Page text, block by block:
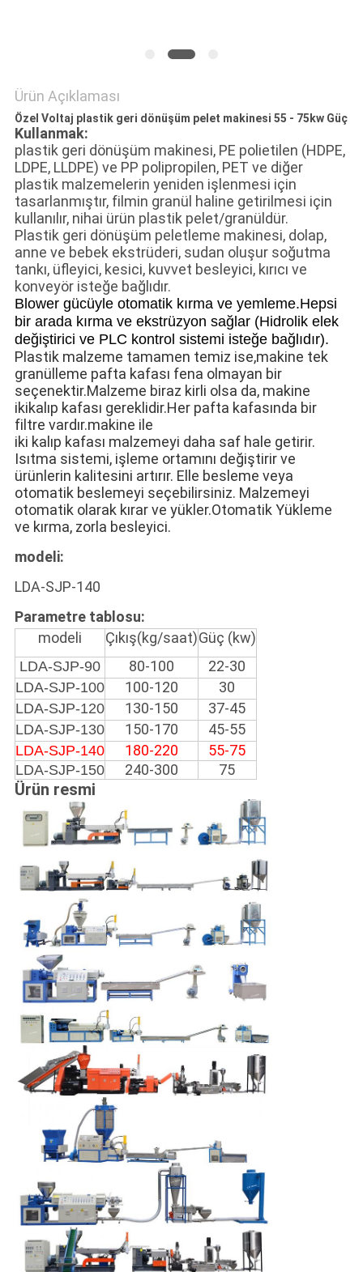
Ürün Açıklaması
Özel Voltaj plastik geri dönüşüm pelet makinesi 55 - 75kw Güç
Kullanmak:
plastik geri dönüşüm makinesi, PE polietilen (HDPE,
LDPE, LLDPE) ve PP polipropilen, PET ve diğer
plastik malzemelerin yeniden işlenmesi için
tasarlanmıştır, filmin granül haline getirilmesi için
kullanılır, nihai ürün plastik pelet/granüldür.
Plastik geri dönüşüm peletleme makinesi, dolap,
anne ve bebek ekstrüderi, sudan oluşur soğutma
tankı, üfleyici, kesici, kuvvet besleyici, kırıcı ve
konveyör isteğe bağlıdır.
Blower gücüyle otomatik kırma ve yemleme.Hepsi
bir arada kırma ve ekstrüzyon sağlar (Hidrolik elek
değiştirici ve PLC kontrol sistemi isteğe bağlıdır).
Plastik malzeme tamamen temiz ise,makine tek
granülleme pafta kafası fena olmayan bir
seçenektir.Malzeme biraz kirli olsa da, makine
ikikalıp kafası gereklidir.Her pafta kafasında bir
filtre vardır.makine ile
iki kalıp kafası malzemeyi daha saf hale getirir.
Isıtma sistemi, işleme ortamını değiştirir ve
ürünlerin kalitesini artırır. Elle besleme veya
otomatik beslemeyi seçebilirsiniz. Malzemeyi
otomatik olarak kırar ve yükler.Otomatik Yükleme
ve kırma, zorla besleyici.
modeli:
LDA-SJP-140
Parametre tablosu:
modeli
Çıkış(kg/saat)Güç (kw)
LDA-SJP-90 80-100 22-30
LDA-SJP-100 100-120 30
LDA-SJP-120 130-150 37-45
LDA-SJP-130 150-170 45-55
LDA-SJP-140 180-220 55-75
LDA-SJP-150 240-300 75
Ürün resmi